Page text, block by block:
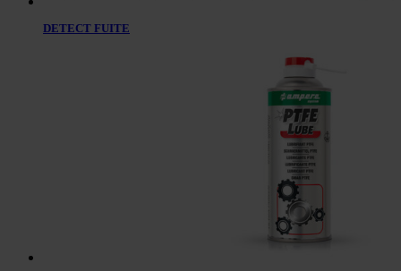
DETECT FUITE